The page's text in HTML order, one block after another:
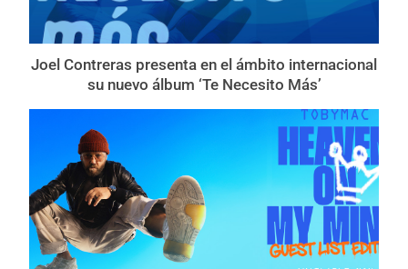
Joel Contreras presenta en el ámbito internacional
su nuevo álbum ‘Te Necesito Más’